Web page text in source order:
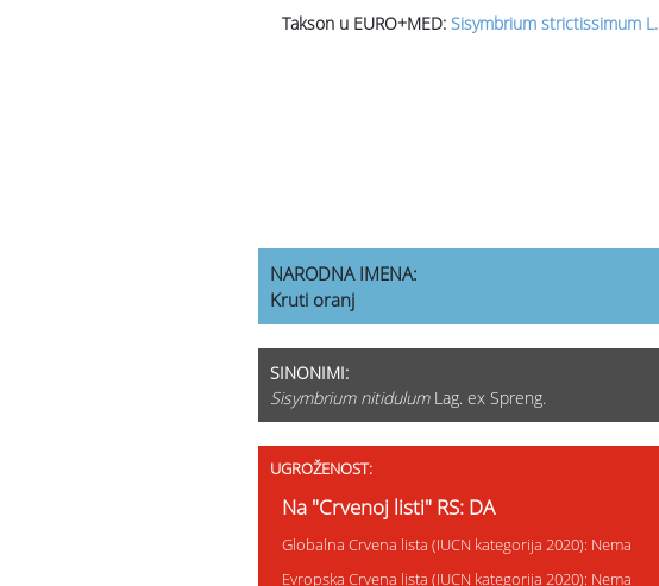
Takson u EURO+MED: Sisymbrium strictissimum L.
NARODNA IMENA:
Kruti oranj
SINONIMI:
Sisymbrium nitidulumLag. ex Spreng.
UGROŽENOST:
Na "Crvenoj listi" RS: DA
Globalna Crvena lista (IUCN kategorija 2020): Nema
Evropska Crvena lista (IUCN kategorija 2020): Nema